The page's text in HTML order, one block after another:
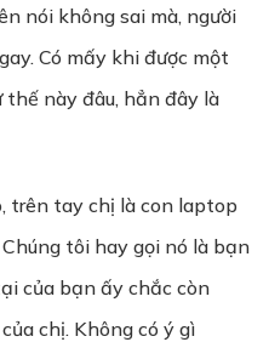
nói không sai mà, người
Có mấy khi được một
thế này đâu, hẳn đây là
trên tay chị là con laptop
tôi hay gọi nó là bạn
của bạn ấy chắc còn
chị. Không có ý gì